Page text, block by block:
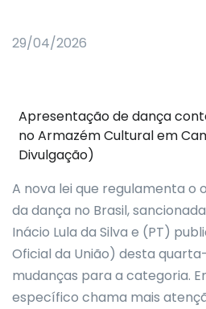
29/04/2026
Apresentação de dança
no Armazém Cultural em
Divulgação)
A nova lei que regulamenta o
da dança no Brasil,
Inácio Lula da Silva e (PT)
Oficial da União) desta
mudanças para a categoria.
específico chama mais